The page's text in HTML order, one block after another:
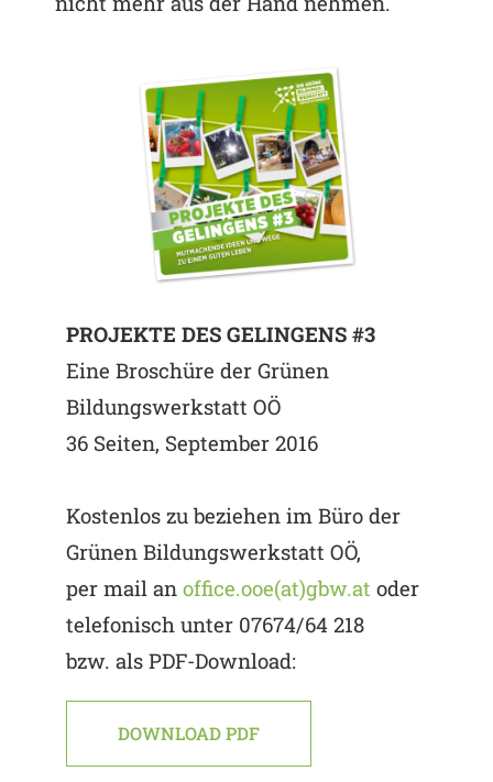
PROJEKTE DES GELINGENS #3
Eine Broschüre der Grünen
Bildungswerkstatt OÖ
36 Seiten, September 2016
Kostenlos zu beziehen im Büro der
Grünen Bildungswerkstatt OÖ,
per mail anoffice.ooe(at)gbw.at oder
telefonisch unter 07674/64 218
bzw. als PDF-Download:
DOWNLOAD PDF